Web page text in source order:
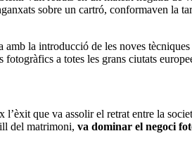
sobre un cartró, conformaven la
amb la introducció de les noves
fotogràfics a totes les grans ciutats
que va assolir el retrat entre la
del matrimoni, va dominar el negoci